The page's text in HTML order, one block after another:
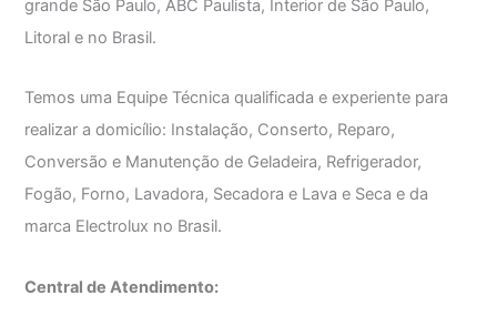
grande São Paulo, ABC Paulista, Interior de São Paulo,
Litoral e no Brasil.
Temos uma Equipe Técnica qualificada e experiente para
realizar a domicílio: Instalação, Conserto, Reparo,
Conversão e Manutenção de Geladeira, Refrigerador,
Fogão, Forno, Lavadora, Secadora e Lava e Seca e da
marca Electrolux no Brasil.
Central de Atendimento: